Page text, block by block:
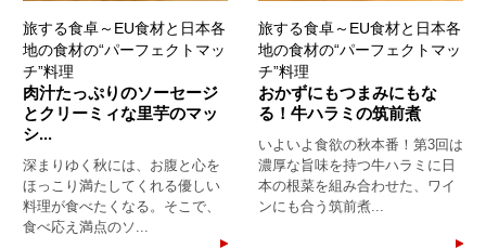
旅する食卓～EU食材と日本各
地の食材の“パーフェクトマッ
チ”料理
肉汁たっぷりのソーセージ
とクリーミィな里芋のマッ
シ...
深まりゆく秋には、お腹と心を
ほっこり満たしてくれる優しい
料理が食べたくなる。そこで、
食べ応え満点のソ...
旅する食卓～EU食材と日本各
地の食材の“パーフェクトマッ
チ”料理
おかずにもつまみにもな
る！牛ハラミの筑前煮
いよいよ食欲の秋本番！第3回は
濃厚な旨味を持つ牛ハラミに日
本の根菜を組み合わせた、ワイ
ンにも合う筑前煮...